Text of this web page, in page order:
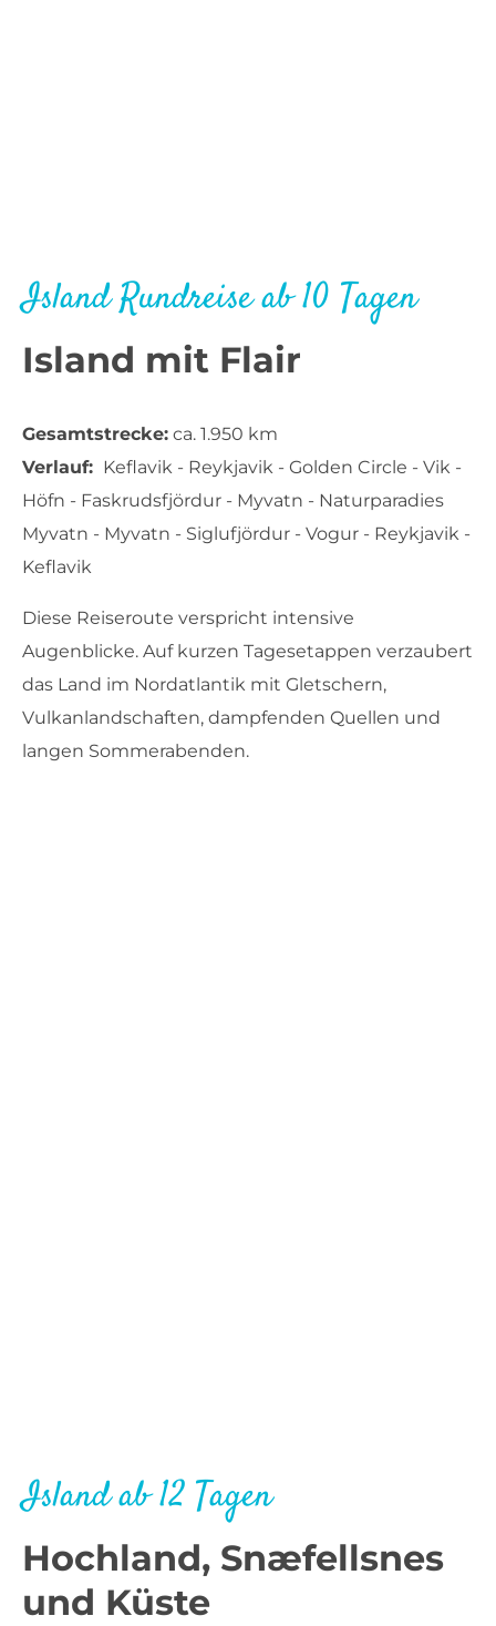
Island Rundreise ab 10 Tagen
Island mit Flair
Gesamtstrecke: ca. 1.950 km
Verlauf: Keflavik - Reykjavik - Golden Circle - Vik -
Höfn - Faskrudsfjördur - Myvatn - Naturparadies
Myvatn - Myvatn - Siglufjördur - Vogur - Reykjavik -
Keflavik
Diese Reiseroute verspricht intensive
Augenblicke. Auf kurzen Tagesetappen verzaubert
das Land im Nordatlantik mit Gletschern,
Vulkanlandschaften, dampfenden Quellen und
langen Sommerabenden.
Island ab 12 Tagen
Hochland, Snæfellsnes
und Küste